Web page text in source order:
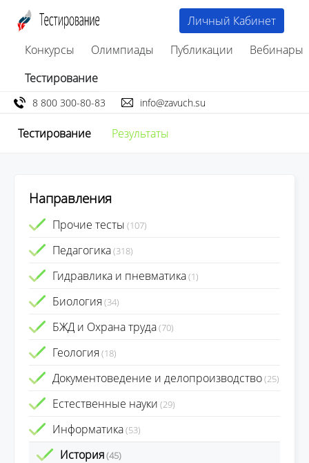
Конкурсы Олимпиады Публикации
Вебинары
Тестирование
Личный Кабинет
8 800 300-80-83 info@zavuch.su
Тестирование Результаты
Направления
Прочие тесты (107)
Педагогика(318)
Гидравлика и пневматика(1)
Биология (34)
БЖД и Охрана труда(70)
Геология (18)
Документоведение и делопроизводство(25)
Естественные науки (29)
Информатика(53)
История(45)